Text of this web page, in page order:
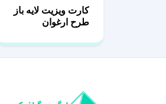
کارت ویزیت لایه باز
طرح ارغوان